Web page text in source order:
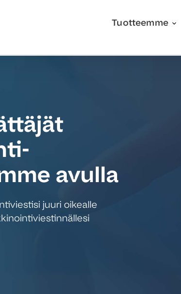
Tuotteemme
avulla
juuri oikealle